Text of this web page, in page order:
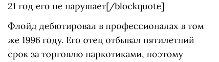
21 год его не нарушает[/blockquote]
Флойд дебютировал в профессионалах в том
же 1996 году. Его отец отбывал пятилетний
срок за торговлю наркотиками, поэтому